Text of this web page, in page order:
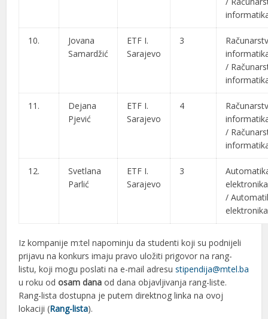
10.
Jovana
Samardžić
ETF I.
Sarajevo
3
/
11.
Dejana
Pjević
ETF I.
Sarajevo
4
/
12.
Svetlana
Parlić
ETF I.
Sarajevo
3
elektronika
/
elektronika
Iz kompanije m:tel napominju da studenti koji su podnijeli
prijavu na konkurs imaju pravo uložiti prigovor na rang-
listu, koji mogu poslati na e-mail adresustipendija@mtel.ba
u roku odosam dana od dana objavljivanja rang-liste.
Rang-lista dostupna je putem direktnog linka na ovoj
lokaciji (Rang-lista).